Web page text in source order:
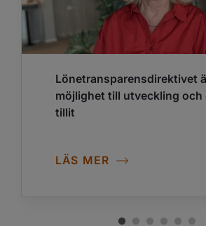
Lönetransparensdirektivet
möjlighet till utveckling och
tillit
LÄS MER